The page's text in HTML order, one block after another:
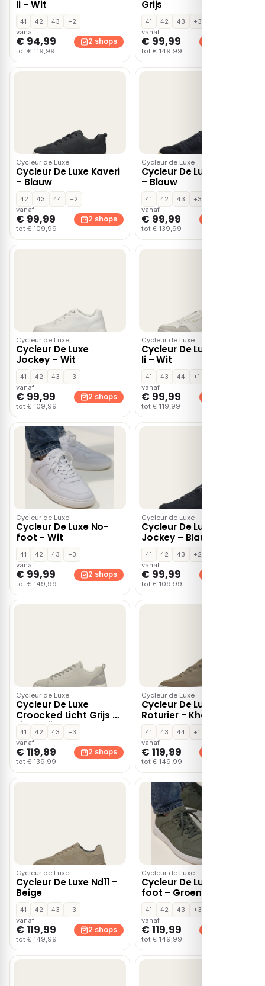
Ii – Wit
41 42 43
+2
vanaf
€ 94,99
tot € 119,99
2 shops
Grijs
41 42 43
+3
vanaf
€ 99,99
tot € 149,99
Cycleur de Luxe
Cycleur De Luxe Kaveri
– Blauw
42 43 44
+2
vanaf
€ 99,99
tot € 109,99
2 shops
Cycleur de Luxe
Cycleur De Luxe Gears
– Blauw
41 42 43
+3
vanaf
€ 99,99
tot € 139,99
Cycleur de Luxe
Cycleur De Luxe
Jockey – Wit
41 42 43
+3
vanaf
€ 99,99
tot € 109,99
2 shops
Cycleur de Luxe
Cycleur De Luxe Break
Ii – Wit
41 43 44
+1
vanaf
€ 99,99
tot € 119,99
Cycleur de Luxe
Cycleur De Luxe No-
foot – Wit
41 42 43
+3
vanaf
€ 99,99
tot € 149,99
2 shops
Cycleur de Luxe
Cycleur De Luxe
Jockey – Blauw
41 42 43
+2
vanaf
€ 99,99
tot € 109,99
Cycleur de Luxe
Cycleur De Luxe
Croocked Licht Grijs –
Lichtgrijs
41 42 43
+3
vanaf
€ 119,99
tot € 139,99
2 shops
Cycleur de Luxe
Cycleur De Luxe
Roturier – Khaki
41 43 44
+1
vanaf
€ 119,99
tot € 149,99
Cycleur de Luxe
Cycleur De Luxe Nd11 –
Beige
41 42 43
+3
vanaf
€ 119,99
tot € 149,99
2 shops
Cycleur de Luxe
Cycleur De Luxe No-
foot – Groen
41 42 43
+3
vanaf
€ 119,99
tot € 149,99